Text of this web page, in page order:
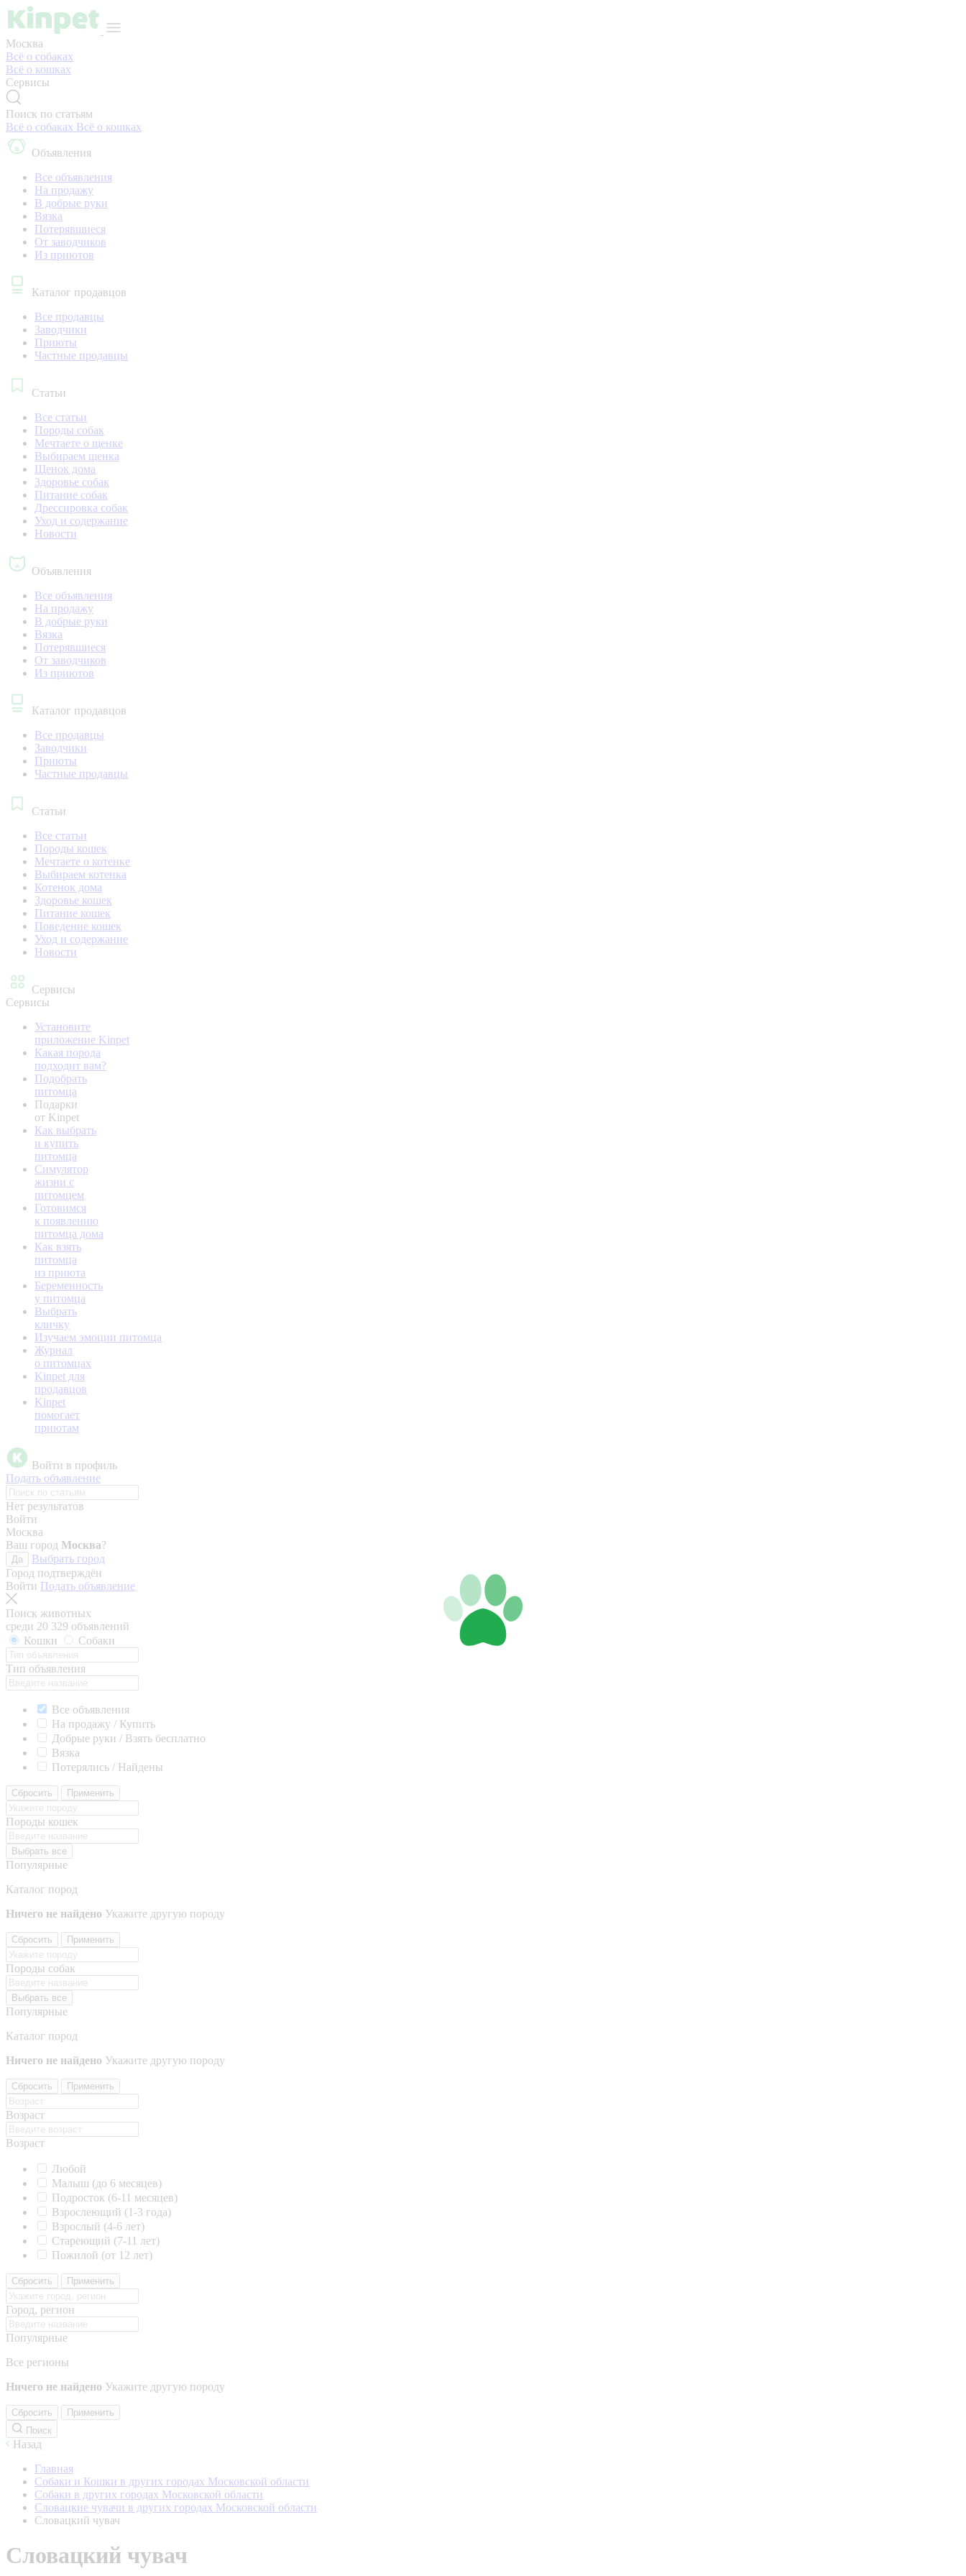
Москва
Всё о собаках
Всё о кошках
Сервисы
Поиск по статьям
Всё о собаках Всё о кошках
Объявления
Все объявления
На продажу
В добрые руки
Вязка
Потерявшиеся
От заводчиков
Из приютов
Каталог продавцов
Все продавцы
Заводчики
Приюты
Частные продавцы
Статьи
Все статьи
Породы собак
Мечтаете о щенке
Выбираем щенка
Щенок дома
Здоровье собак
Питание собак
Дрессировка собак
Уход и содержание
Новости
Объявления
Все объявления
На продажу
В добрые руки
Вязка
Потерявшиеся
От заводчиков
Из приютов
Каталог продавцов
Все продавцы
Заводчики
Приюты
Частные продавцы
Статьи
Все статьи
Породы кошек
Мечтаете о котенке
Выбираем котенка
Котенок дома
Здоровье кошек
Питание кошек
Поведение кошек
Уход и содержание
Новости
Сервисы
Сервисы
Установите
приложение Kinpet
Какая порода
подходит вам?
Подобрать
питомца
Подарки
от Kinpet
Как выбрать
и купить
питомца
Симулятор
жизни с
питомцем
Готовимся
к появлению
питомца дома
Как взять
питомца
из приюта
Беременность
у питомца
Выбрать
кличку
Изучаем эмоции питомца
Журнал
о питомцах
Kinpet для
продавцов
Kinpet
помогает
приютам
Войти в профиль
Подать объявление
Нет результатов
Войти
Москва
Ваш город Москва?
Да
Выбрать город
Город подтверждён
Войти Подать объявление
Поиск животных
среди 20 329 объявлений
Кошки
Собаки
Тип объявления
Все объявления
На продажу / Купить
Добрые руки / Взять бесплатно
Вязка
Потерялись / Найдены
Сбросить Применить
Породы кошек
Выбрать все
Популярные
Каталог пород
Ничего не найдено Укажите другую породу
Сбросить Применить
Породы собак
Выбрать все
Популярные
Каталог пород
Ничего не найдено Укажите другую породу
Сбросить Применить
Возраст
Возраст
Любой
Малыш (до 6 месяцев)
Подросток (6-11 месяцев)
Взрослеющий (1-3 года)
Взрослый (4-6 лет)
Стареющий (7-11 лет)
Пожилой (от 12 лет)
Сбросить Применить
Город, регион
Популярные
Все регионы
Ничего не найдено Укажите другую породу
Сбросить
Применить
Поиск
Назад
Главная
Собаки и Кошки в других городах Московской области
Собаки в других городах Московской области
Словацкие чувачи в других городах Московской области
Словацкий чувач
Словацкий чувач